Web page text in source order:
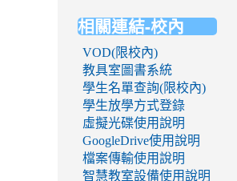
相關連結-校內
VOD(限校內)
教具室圖書系統
學生名單查詢(限校內)
學生放學方式登錄
虛擬光碟使用說明
GoogleDrive使用說明
檔案傳輸使用說明
智慧教室設備使用說明